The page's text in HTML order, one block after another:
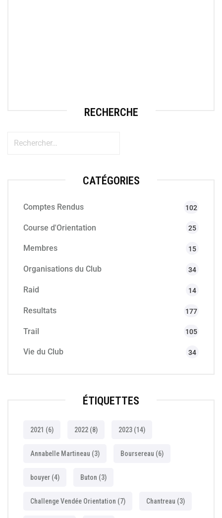
RECHERCHE
CATÉGORIES
Comptes Rendus 102
Course d'Orientation 25
Membres 15
Organisations du Club 34
Raid 14
Resultats 177
Trail 105
Vie du Club 34
ÉTIQUETTES
2021 (6) 2022 (8) 2023 (14)
Annabelle Martineau (3) Boursereau (6)
bouyer (4) Buton (3)
Challenge Vendée Orientation (7) Chantreau (3)